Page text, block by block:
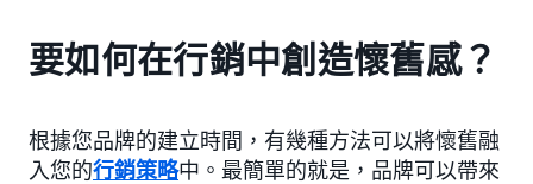
要如何在行銷中創造懷舊感？
根據您品牌的建立時間，有幾種方法可以將懷舊融
入您的行銷策略中。最簡單的就是，品牌可以帶來